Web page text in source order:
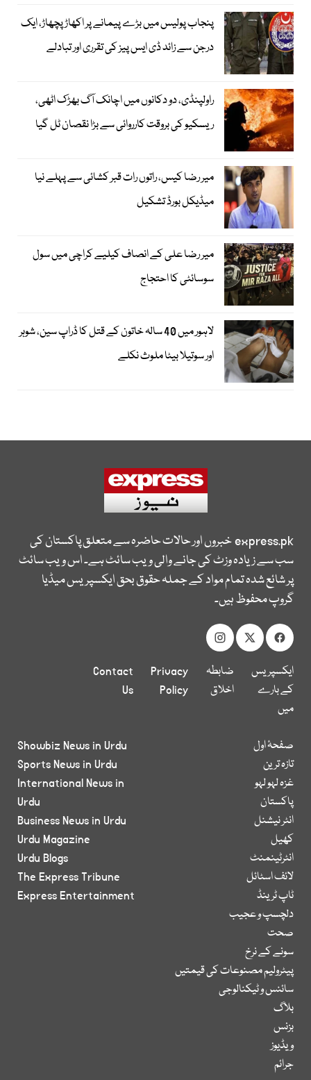
پنجاب پولیس میں بڑے پیمانے پر اکھاڑ پچھاڑ، ایک
درجن سے زائد ڈی ایس پیز کی تقرری اور تبادلے
راولپنڈی، دو دکانوں میں اچانک آگ بھڑک اٹھی،
ریسکیو کی بروقت کارروائی سے بڑا نقصان ٹل گیا
میر رضا کیس، راتوں رات قبر کشائی سے پہلے نیا
میڈیکل بورڈ تشکیل
میر رضا علی کے انصاف کیلیے کراچی میں سول
سوسائٹی کا احتجاج
لاہور میں 40 سالہ خاتون کے قتل کا ڈراپ سین، شوہر
اور سوتیلا بیٹا ملوث نکلے
express.pkخبروں اور حالات حاضرہ سے متعلق پاکستان کی
سب سے زیادہ وزٹ کی جانے والی ویب سائٹ ہے۔ اس ویب سائٹ
پر شائع شدہ تمام مواد کے جملہ حقوق بحق ایکسپریس میڈیا
گروپ محفوظ ہیں۔
ایکسپریس
کے بارے
میں
ضابطہ
اخلاق
Privacy
Policy
Contact
Us
صفحۂ اول
تازہ ترین
غزہ لہو لہو
پاکستان
انٹر نیشنل
کھیل
انٹرٹینمنٹ
لائف اسٹائل
ٹاپ ٹرینڈ
دلچسپ و عجیب
صحت
سونے کے نرخ
پیٹرولیم مصنوعات کی قیمتیں
سائنس و ٹیکنالوجی
بلاگ
بزنس
ویڈیوز
جرائم
Showbiz News in Urdu
Sports News in Urdu
International News in
Urdu
Business News in Urdu
Urdu Magazine
Urdu Blogs
The Express Tribune
Express Entertainment